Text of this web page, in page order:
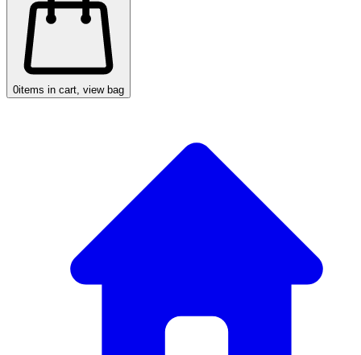
0items in cart, view bag